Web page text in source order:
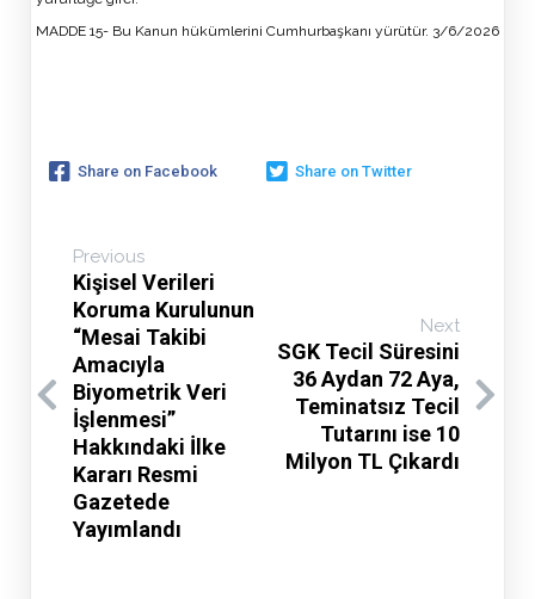
MADDE 15- Bu Kanun hükümlerini Cumhurbaşkanı yürütür. 3/6/2026
Share on Facebook Share on Twitter
Previous
Kişisel Verileri
Koruma Kurulunun
“Mesai Takibi
Amacıyla
Biyometrik Veri
İşlenmesi”
Hakkındaki İlke
Kararı Resmi
Gazetede
Yayımlandı
Next
SGK Tecil Süresini
36 Aydan 72 Aya,
Teminatsız Tecil
Tutarını ise 10
Milyon TL Çıkardı